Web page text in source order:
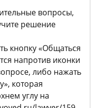
вопросы,
решение
кнопку «Общаться
напротив иконки
либо нажать
которая
углу на